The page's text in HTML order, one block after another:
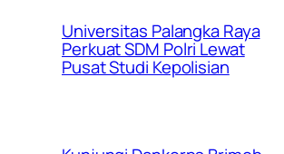
Universitas Palangka Raya
Perkuat SDM Polri Lewat
Pusat Studi Kepolisian